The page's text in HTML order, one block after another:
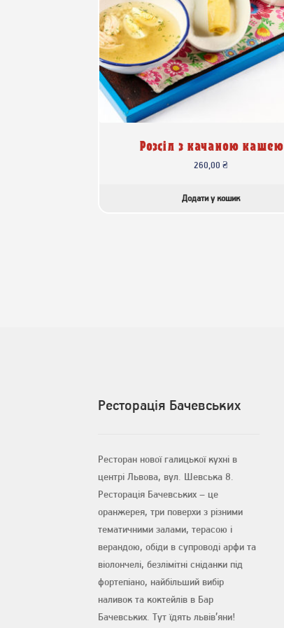
Розсіл з качаною кашею
260,00₴
Додати у кошик
Ресторація Бачевських
Ресторан нової галицької кухні в
центрі Львова, вул. Шевська 8.
Ресторація Бачевських – це
оранжерея, три поверхи з різними
тематичними залами, терасою і
верандою, обіди в супроводі арфи та
віолончелі, безлімітні сніданки під
фортепіано, найбільший вибір
наливок та коктейлів в Бар
Бачевських. Тут їдять львів’яни!